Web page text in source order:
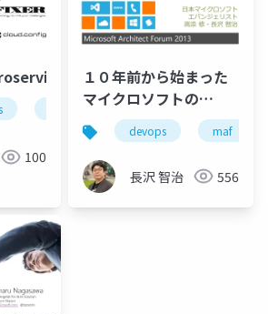
enterprise devops
100
１０年前から始まった
マイクロソフトの
DevOps～今とこれから
～
devops maf
長沢 智治 556